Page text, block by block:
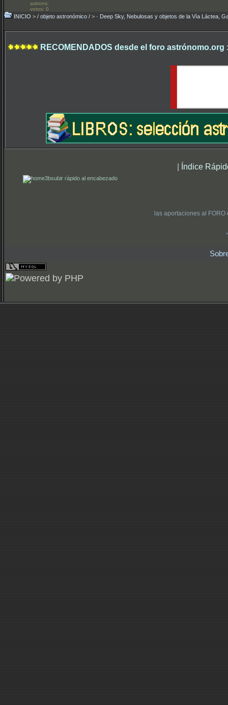
astrons:
votos: 0
INICIO > / objeto astronómico / > · Deep Sky, Nebulosas y objetos de la Vía Láctea,
RECOMENDADOS desde el foro astrónomo.org
| Índice
subir rápido al encabezado
las aportaciones al